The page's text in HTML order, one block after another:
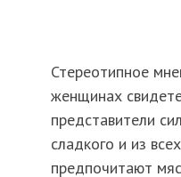
Стереотипное
женщинах
представители
сладкого и из
предпочитают